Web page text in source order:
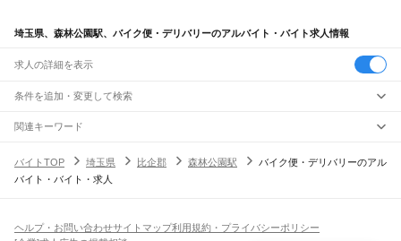
埼玉県、森林公園駅、バイク便・デリバリーのアルバイト・バイト求人情報
求人の詳細を表示
条件を追加・変更して検索
市区町村を追加・変更
埼玉県すべて
さいたま市 すべて
春日部市狭山市羽生市鴻巣市深谷市上尾市草加市越谷市蕨市戸田市
駅を追加・変更
職種を追加・変更
飲食・フードサービスすべて
関連キーワード
バイトTOP
埼玉県 比企郡 森林公園駅
バイク便・デリバリーのアル
バイト・バイト・求人
ヘルプ・お問い合わせサイトマップ利用規約・プライバシーポリシー